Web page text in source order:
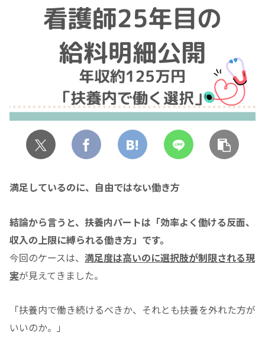
満足しているのに、自由ではない働き方
結論から言うと、扶養内パートは「効率よく働ける反面、
収入の上限に縛られる働き方」です。
今回のケースは、 満足度は高いのに選択肢が制限される現
実が見えてきました。
「扶養内で働き続けるべきか、それとも扶養を外れた方が
いいのか。」